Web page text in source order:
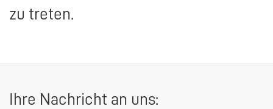
zu treten.
Ihre Nachricht an uns: